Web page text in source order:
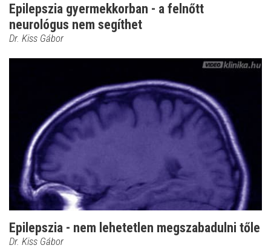
Epilepszia gyermekkorban - a felnőtt
neurológus nem segíthet
Dr. Kiss Gábor
Epilepszia - nem lehetetlen megszabadulni tőle
Dr. Kiss Gábor